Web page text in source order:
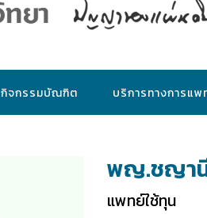
กิจกรรมบัณฑิต บริการทางการแ
พญ.ชญานี
แพทย์ใช้ทุน